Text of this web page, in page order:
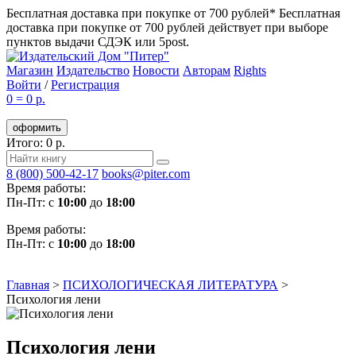
Бесплатная доставка при покупке от 700 рублей* Бесплатная
доставка при покупке от 700 рублей действует при выборе
пунктов выдачи СДЭК или 5post.
Магазин Издательство Новости Авторам Rights
Войти /Регистрация
0 = 0 р.
оформить
Итого: 0 р.
8 (800) 500-42-17 books@piter.com
Время работы:
Пн-Пт: с 10:00 до 18:00
Время работы:
Пн-Пт: с 10:00 до 18:00
Главная > ПСИХОЛОГИЧЕСКАЯ ЛИТЕРАТУРА >
Психология лени
Психология лени